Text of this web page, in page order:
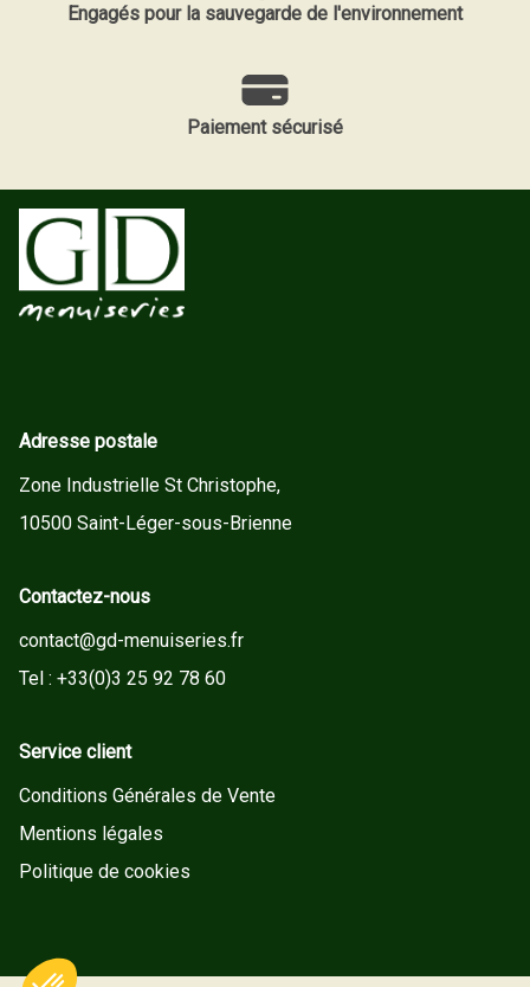
Engagés pour la sauvegarde de l'environnement
Paiement sécurisé
Adresse postale
Zone Industrielle St Christophe,
10500 Saint-Léger-sous-Brienne
Contactez-nous
contact@gd-menuiseries.fr
Tel : +33(0)3 25 92 78 60
Service client
Conditions Générales de Vente
Mentions légales
Politique de cookies